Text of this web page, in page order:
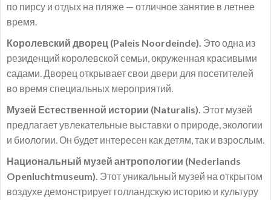
по пирсу и отдых на пляже — отличное занятие в летнее
время.
Королевский дворец (Paleis Noordeinde). Это одна из
резиденций королевской семьи, окруженная красивыми
садами. Дворец открывает свои двери для посетителей
во время специальных мероприятий.
Музей Естественной истории (Naturalis). Этот музей
предлагает увлекательные выставки о природе, экологии
и биологии. Он будет интересен как детям, так и взрослым.
Национальный музей антропологии (Nederlands
Openluchtmuseum). Этот уникальный музей на открытом
воздухе демонстрирует голландскую историю и культуру